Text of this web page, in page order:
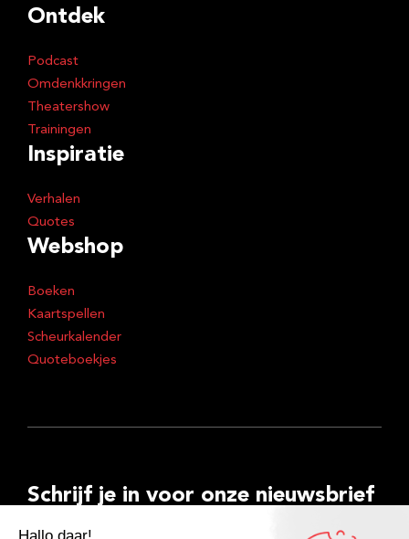
Ontdek
Podcast
Omdenkkringen
Theatershow
Trainingen
Inspiratie
Verhalen
Quotes
Webshop
Boeken
Kaartspellen
Scheurkalender
Quoteboekjes
Schrijf je in voor onze nieuwsbrief